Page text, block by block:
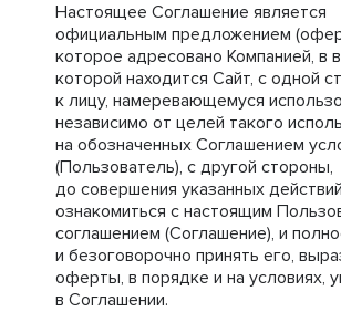
Настоящее Соглашение является
официальным предложением
которое адресовано Компанией, в
которой находится Сайт, с одной
к лицу, намеревающемуся
независимо от целей такого
на обозначенных Соглашением
(Пользователь), с другой стороны,
до совершения указанных действий
ознакомиться с настоящим
соглашением (Соглашение), и
и безоговорочно принять его,
оферты, в порядке и на условиях,
в Соглашении.